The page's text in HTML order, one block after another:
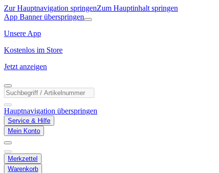
Zur Hauptnavigation springenZum Hauptinhalt springen
App Banner überspringen
Unsere App
Kostenlos im Store
Jetzt anzeigen
Hauptnavigation überspringen
Service & Hilfe
Mein Konto
Merkzettel
Warenkorb